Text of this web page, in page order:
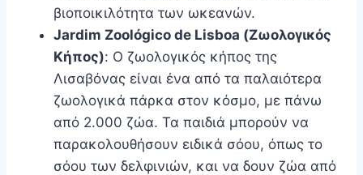
βιοποικιλότητα των ωκεανών.
Jardim Zoológico de Lisboa (Ζωολογικός
Κήπος): Ο ζωολογικός κήπος της
Λισαβόνας είναι ένα από τα παλαιότερα
ζωολογικά πάρκα στον κόσμο, με πάνω
από 2.000 ζώα. Τα παιδιά μπορούν να
παρακολουθήσουν ειδικά σόου, όπως το
σόου των δελφινιών, και να δουν ζώα από